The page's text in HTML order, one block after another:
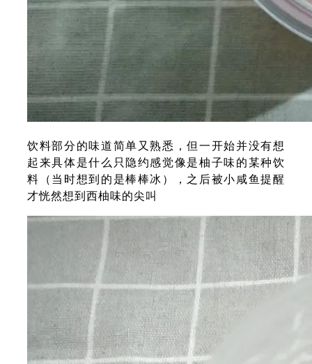
饮料部分的味道简单又熟悉，但一开始并没有想
起来具体是什么只隐约感觉像是柚子味的某种饮
料（当时想到的是棒棒冰），之后被小咸鱼提醒
才恍然想到西柚味的尖叫